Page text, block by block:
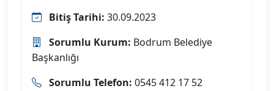
Bitiş Tarihi: 30.09.2023
Sorumlu Kurum: Bodrum Belediye
Başkanlığı
Sorumlu Telefon: 0545 412 17 52